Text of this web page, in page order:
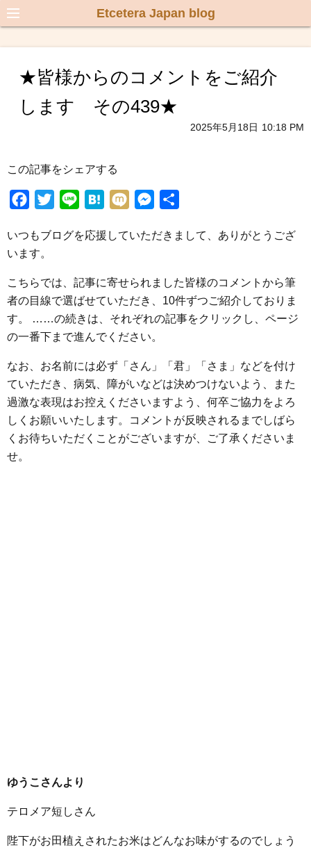
Etcetera Japan blog
★皆様からのコメントをご紹介
します その439★
2025年5月18日 10:18 PM
この記事をシェアする
c
e
b
o
k
i
e
r
n
H
t
n
a
M
x
s
e
g
いつもブログを応援していただきまして、ありがとうござ
います。
こちらでは、記事に寄せられました皆様のコメントから筆
者の目線で選ばせていただき、10件ずつご紹介しておりま
す。 ……の続きは、それぞれの記事をクリックし、ページ
の一番下まで進んでください。
なお、お名前には必ず「さん」「君」「さま」などを付け
ていただき、病気、障がいなどは決めつけないよう、また
過激な表現はお控えくださいますよう、何卒ご協力をよろ
しくお願いいたします。コメントが反映されるまでしばら
くお待ちいただくことがございますが、ご了承くださいま
せ。
ゆうこさんより
テロメア短しさん
陛下がお田植えされたお米はどんなお味がするのでしょう